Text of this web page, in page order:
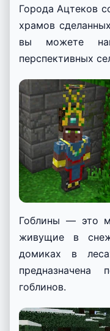
Города Ацтеков
храмов
вы можете
перспективных
Гоблины — это
живущие в
домиках в
гоблинов.